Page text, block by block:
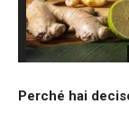
Perché hai